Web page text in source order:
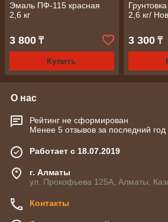
Эмаль ПФ-115 красная
2,6 кг
3 800 ₸
Купить
2,6 кг/
3 300₸
О нас
Рейтинг не сформирован
Менее 5 отзывов за последний год
Работает с 18.07.2019
г. Алматы
ул. Прокофьева 125А, Алматы,
Контакты